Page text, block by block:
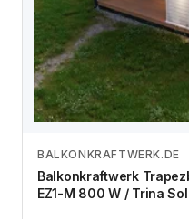
Zum
BALKONKRAFTWERK.DE
Balkonkraftwerk
EZ1-M 800 W / Trina